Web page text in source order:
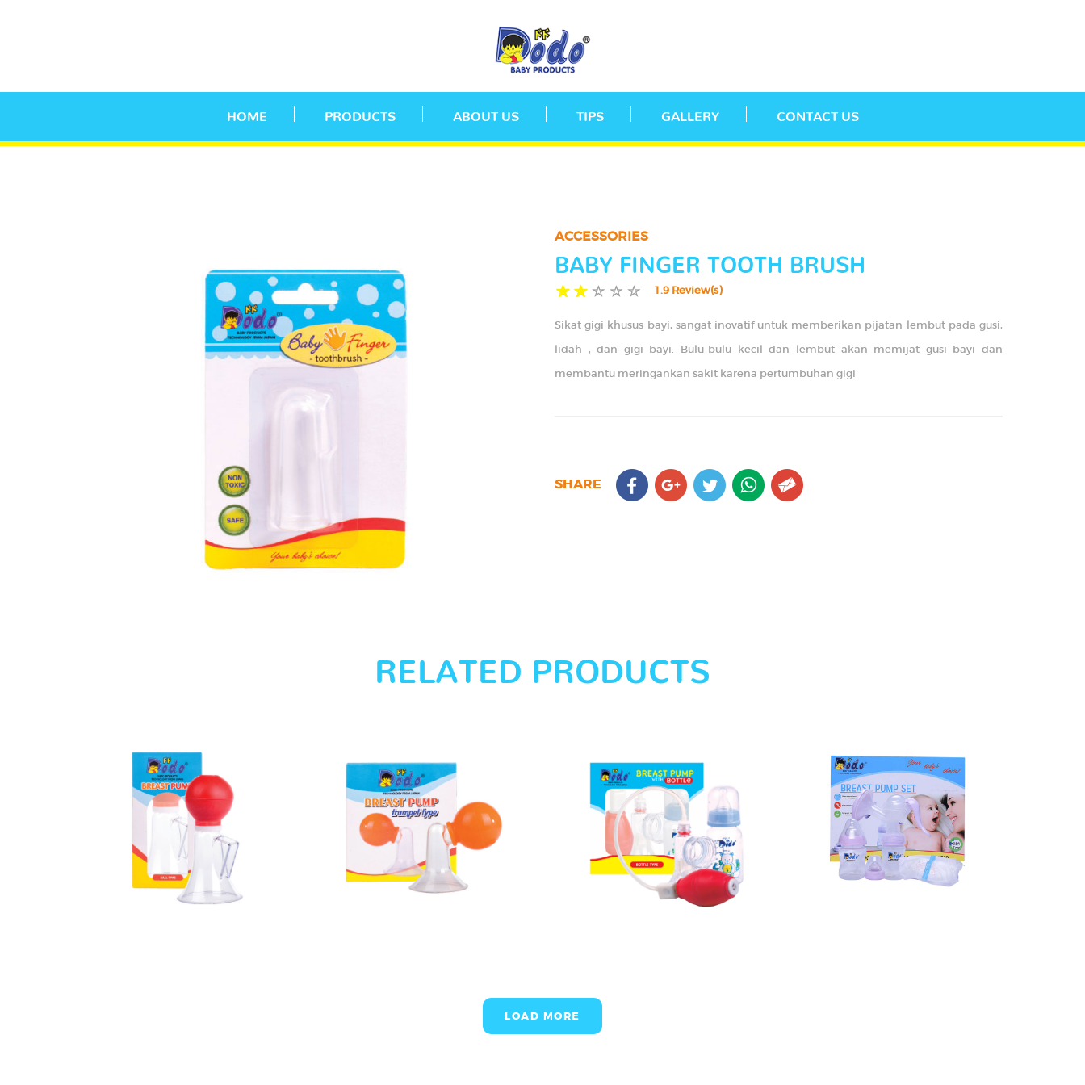
HOME PRODUCTS ABOUT US TIPS GALLERY CONTACT US
ACCESSORIES
BABY FINGER TOOTH BRUSH
1.9 Review(s)
Sikat gigi khusus bayi, sangat inovatif untuk memberikan pijatan lembut pada gusi,
lidah , dan gigi bayi. Bulu-bulu kecil dan lembut akan memijat gusi bayi dan
membantu meringankan sakit karena pertumbuhan gigi
SHARE
RELATED PRODUCTS
LOAD MORE